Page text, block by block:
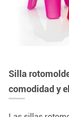
Silla
comodidad y